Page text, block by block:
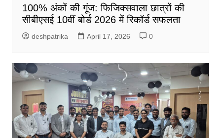
100% अंकों की गूंज: फिजिक्सवाला छात्रों की
सीबीएसई 10वीं बोर्ड 2026 में रिकॉर्ड सफलता
deshpatrika April 17, 2026 0